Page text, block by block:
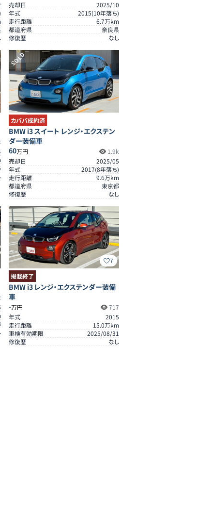
売却日
2025/10
年式
2015(10年落ち)
走行距離
6.7万km
都道府県
奈良県
修復歴
なし
SOLD
カババ成約済
BMW i3 スイート レンジ・エクステン
ダー装備車
60万円
1.9k
売却日
2025/05
年式
2017(8年落ち)
走行距離
9.6万km
都道府県
東京都
修復歴
なし
7
掲載終了
BMW i3 レンジ・エクステンダー装備
車
-万円
717
年式
2015
走行距離
15.0万km
車検有効期限
2025/08/31
修復歴
なし